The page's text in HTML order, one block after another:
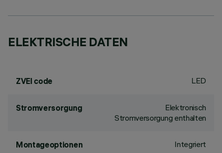
ELEKTRISCHE DATEN
ZVEI code LED
Stromversorgung
Elektronisch
Stromversorgung enthalten
Montageoptionen Integriert